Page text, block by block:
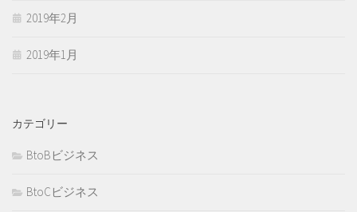
2019年2月
2019年1月
カテゴリー
BtoBビジネス
BtoCビジネス